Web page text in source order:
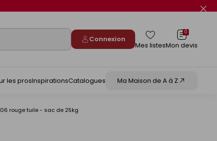
Connexion
Mes listes
0
Mon devis
les prosInspirationsCatalogues Ma Maison de A à Z
rouge tuile - sac de 25kg